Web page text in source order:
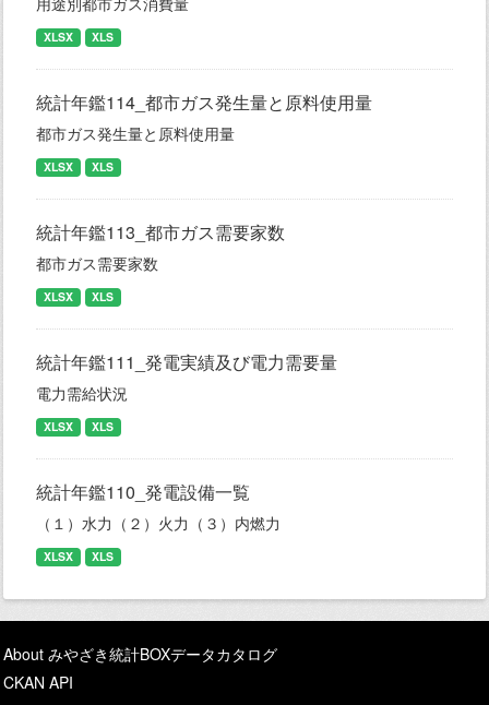
XLSX XLS
統計年鑑114_都市ガス発生量と原料使用量
都市ガス発生量と原料使用量
XLSX XLS
統計年鑑113_都市ガス需要家数
都市ガス需要家数
XLSX XLS
統計年鑑111_発電実績及び電力需要量
電力需給状況
XLSX XLS
統計年鑑110_発電設備一覧
（１）水力（２）火力（３）内燃力
XLSX XLS
About みやざき統計BOXデータカタログ
CKAN API